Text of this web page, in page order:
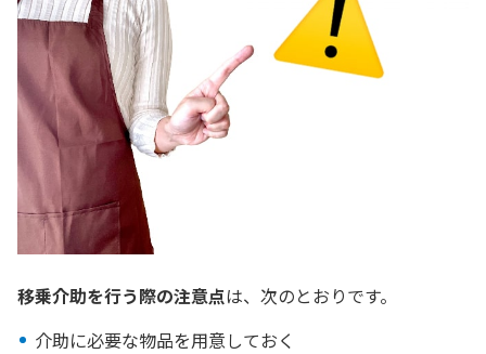
移乗介助を行う際の注意点は、次のとおりです。
介助に必要な物品を用意しておく